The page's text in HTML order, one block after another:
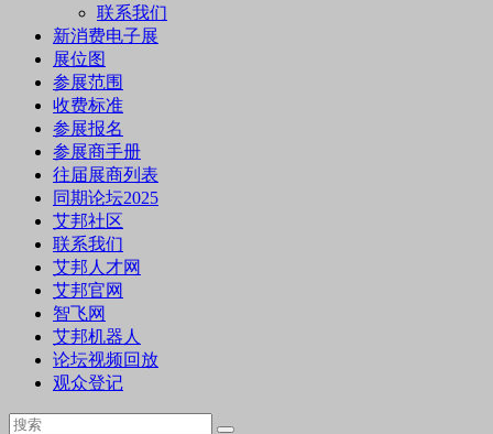
联系我们
新消费电子展
展位图
参展范围
收费标准
参展报名
参展商手册
往届展商列表
同期论坛2025
艾邦社区
联系我们
艾邦人才网
艾邦官网
智飞网
艾邦机器人
论坛视频回放
观众登记